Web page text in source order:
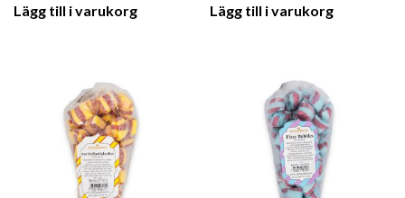
Lägg till i varukorg Lägg till i varukorg